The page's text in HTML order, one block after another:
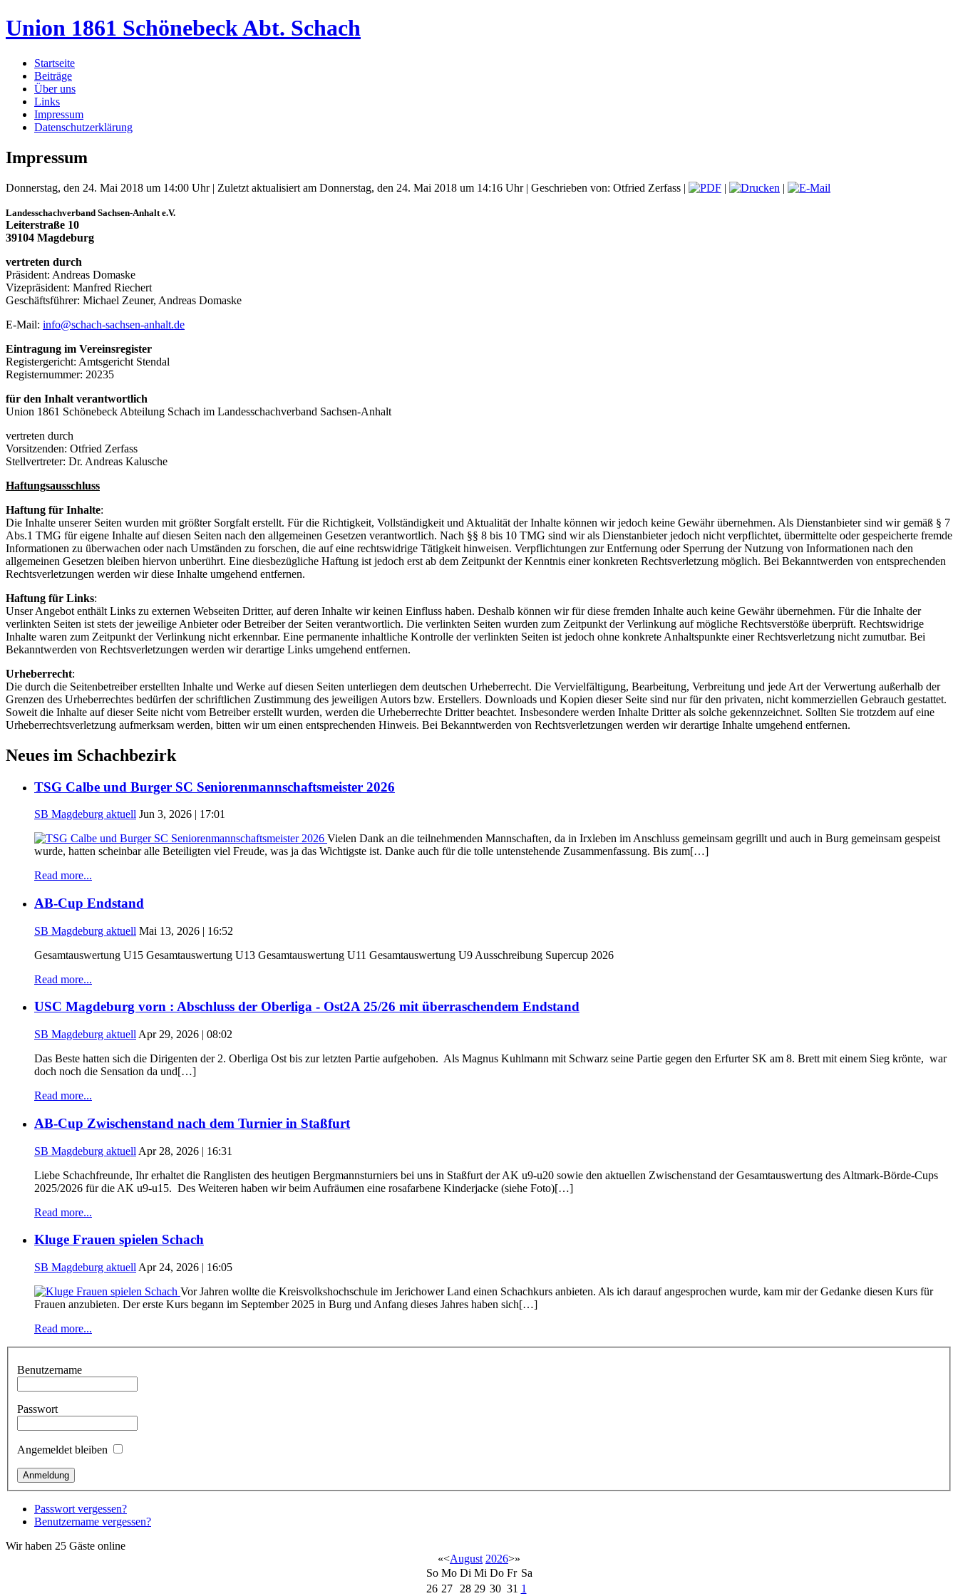
Union 1861 Schönebeck Abt. Schach
Startseite
Beiträge
Über uns
Links
Impressum
Datenschutzerklärung
Impressum
Donnerstag, den 24. Mai 2018 um 14:00 Uhr | Zuletzt aktualisiert am Donnerstag, den 24. Mai 2018 um 14:16 Uhr | Geschrieben von: Otfried Zerfass | | |
Landesschachverband Sachsen-Anhalt e.V.
Leiterstraße 10
39104 Magdeburg
vertreten durch
Präsident: Andreas Domaske
Vizepräsident: Manfred Riechert
Geschäftsführer: Michael Zeuner, Andreas Domaske
E-Mail: info@schach-sachsen-anhalt.de
Eintragung im Vereinsregister
Registergericht: Amtsgericht Stendal
Registernummer: 20235
für den Inhalt verantwortlich
Union 1861 Schönebeck Abteilung Schach im Landesschachverband Sachsen-Anhalt
vertreten durch
Vorsitzenden: Otfried Zerfass
Stellvertreter: Dr. Andreas Kalusche
Haftungsausschluss
Haftung für Inhalte:
Die Inhalte unserer Seiten wurden mit größter Sorgfalt erstellt. Für die Richtigkeit, Vollständigkeit und Aktualität der Inhalte können wir jedoch keine Gewähr übernehmen. Als Dienstanbieter sind wir gemäß § 7
Abs.1 TMG für eigene Inhalte auf diesen Seiten nach den allgemeinen Gesetzen verantwortlich. Nach §§ 8 bis 10 TMG sind wir als Dienstanbieter jedoch nicht verpflichtet, übermittelte oder gespeicherte fremde
Informationen zu überwachen oder nach Umständen zu forschen, die auf eine rechtswidrige Tätigkeit hinweisen. Verpflichtungen zur Entfernung oder Sperrung der Nutzung von Informationen nach den
allgemeinen Gesetzen bleiben hiervon unberührt. Eine diesbezügliche Haftung ist jedoch erst ab dem Zeitpunkt der Kenntnis einer konkreten Rechtsverletzung möglich. Bei Bekanntwerden von entsprechenden
Rechtsverletzungen werden wir diese Inhalte umgehend entfernen.
Haftung für Links:
Unser Angebot enthält Links zu externen Webseiten Dritter, auf deren Inhalte wir keinen Einfluss haben. Deshalb können wir für diese fremden Inhalte auch keine Gewähr übernehmen. Für die Inhalte der
verlinkten Seiten ist stets der jeweilige Anbieter oder Betreiber der Seiten verantwortlich. Die verlinkten Seiten wurden zum Zeitpunkt der Verlinkung auf mögliche Rechtsverstöße überprüft. Rechtswidrige
Inhalte waren zum Zeitpunkt der Verlinkung nicht erkennbar. Eine permanente inhaltliche Kontrolle der verlinkten Seiten ist jedoch ohne konkrete Anhaltspunkte einer Rechtsverletzung nicht zumutbar. Bei
Bekanntwerden von Rechtsverletzungen werden wir derartige Links umgehend entfernen.
Urheberrecht:
Die durch die Seitenbetreiber erstellten Inhalte und Werke auf diesen Seiten unterliegen dem deutschen Urheberrecht. Die Vervielfältigung, Bearbeitung, Verbreitung und jede Art der Verwertung außerhalb der
Grenzen des Urheberrechtes bedürfen der schriftlichen Zustimmung des jeweiligen Autors bzw. Erstellers. Downloads und Kopien dieser Seite sind nur für den privaten, nicht kommerziellen Gebrauch gestattet.
Soweit die Inhalte auf dieser Seite nicht vom Betreiber erstellt wurden, werden die Urheberrechte Dritter beachtet. Insbesondere werden Inhalte Dritter als solche gekennzeichnet. Sollten Sie trotzdem auf eine
Urheberrechtsverletzung aufmerksam werden, bitten wir um einen entsprechenden Hinweis. Bei Bekanntwerden von Rechtsverletzungen werden wir derartige Inhalte umgehend entfernen.
Neues im Schachbezirk
TSG Calbe und Burger SC Seniorenmannschaftsmeister 2026
SB Magdeburg aktuell Jun 3, 2026 | 17:01
Vielen Dank an die teilnehmenden Mannschaften, da in Irxleben im Anschluss gemeinsam gegrillt und auch in Burg gemeinsam gespeist
wurde, hatten scheinbar alle Beteiligten viel Freude, was ja das Wichtigste ist. Danke auch für die tolle untenstehende Zusammenfassung. Bis zum[…]
Read more...
AB-Cup Endstand
SB Magdeburg aktuell Mai 13, 2026 | 16:52
Gesamtauswertung U15 Gesamtauswertung U13 Gesamtauswertung U11 Gesamtauswertung U9 Ausschreibung Supercup 2026
Read more...
USC Magdeburg vorn : Abschluss der Oberliga - Ost2A 25/26 mit überraschendem Endstand
SB Magdeburg aktuell Apr 29, 2026 | 08:02
Das Beste hatten sich die Dirigenten der 2. Oberliga Ost bis zur letzten Partie aufgehoben. Als Magnus Kuhlmann mit Schwarz seine Partie gegen den Erfurter SK am 8. Brett mit einem Sieg krönte, war
doch noch die Sensation da und[…]
Read more...
AB-Cup Zwischenstand nach dem Turnier in Staßfurt
SB Magdeburg aktuell Apr 28, 2026 | 16:31
Liebe Schachfreunde, Ihr erhaltet die Ranglisten des heutigen Bergmannsturniers bei uns in Staßfurt der AK u9-u20 sowie den aktuellen Zwischenstand der Gesamtauswertung des Altmark-Börde-Cups
2025/2026 für die AK u9-u15. Des Weiteren haben wir beim Aufräumen eine rosafarbene Kinderjacke (siehe Foto)[…]
Read more...
Kluge Frauen spielen Schach
SB Magdeburg aktuell Apr 24, 2026 | 16:05
Vor Jahren wollte die Kreisvolkshochschule im Jerichower Land einen Schachkurs anbieten. Als ich darauf angesprochen wurde, kam mir der Gedanke diesen Kurs für
Frauen anzubieten. Der erste Kurs begann im September 2025 in Burg und Anfang dieses Jahres haben sich[…]
Read more...
Benutzername
Passwort
Angemeldet bleiben
Passwort vergessen?
Benutzername vergessen?
Wir haben 25 Gäste online
«<August 2026>»
So Mo Di Mi Do Fr Sa
26 27 28 29 30 31 1